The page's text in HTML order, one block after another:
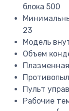
блока 500
23
Модель
Объем
Пульт
Рабочие